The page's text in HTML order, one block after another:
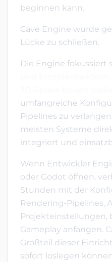
beginnen kann.
Cave Engine wurde
Lücke zu schließen.
Die Engine fokussiert
umfangreiche
Pipelines zu
meisten Systeme
integriert und
Wenn Entwickler
oder Godot öffnen,
Stunden mit der
Rendering-Pipelines,
Projekteinstellungen,
Gameplay anfangen.
Großteil dieser
sofort loslegen